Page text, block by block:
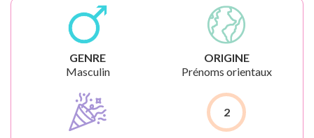
GENRE
Masculin
ORIGINE
Prénoms orientaux
2